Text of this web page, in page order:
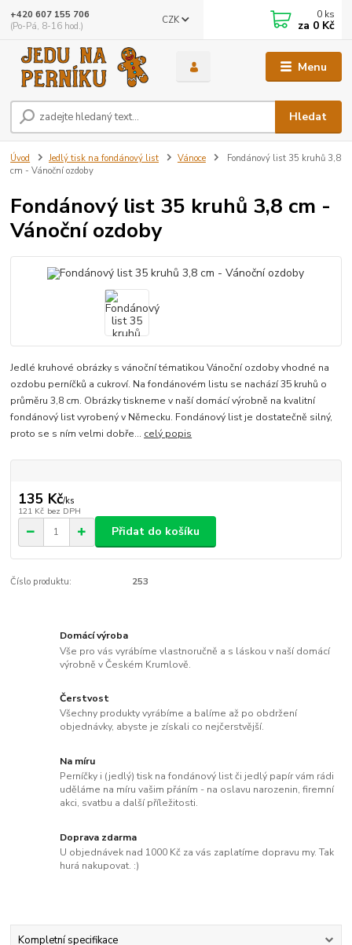
Menu
CZK
Hledat
+420 607 155 706
(Po-Pá, 8-16 hod.)
0 ks
za 0 Kč
Úvod Jedlý tisk na fondánový list Vánoce
Fondánový list 35 kruhů 3,8
cm - Vánoční ozdoby
Fondánový list 35 kruhů 3,8 cm -
Vánoční ozdoby
Jedlé kruhové obrázky s vánoční tématikou Vánoční ozdoby vhodné na
ozdobu perníčků a cukroví. Na fondánovém listu se nachází 35 kruhů o
průměru 3,8 cm. Obrázky tiskneme v naší domácí výrobně na kvalitní
fondánový list vyrobený v Německu. Fondánový list je dostatečně silný,
proto se s ním velmi dobře... celý popis
135 Kč/ks
121 Kč bez DPH
Přidat do košíku
Číslo produktu: 253
Domácí výroba
Vše pro vás vyrábíme vlastnoručně a s láskou v naší domácí
výrobně v Českém Krumlově.
Čerstvost
Všechny produkty vyrábíme a balíme až po obdržení
objednávky, abyste je získali co nejčerstvější.
Na míru
Perníčky i (jedlý) tisk na fondánový list či jedlý papír vám rádi
uděláme na míru vašim přáním - na oslavu narozenin, firemní
akci, svatbu a další příležitosti.
Doprava zdarma
U objednávek nad 1000 Kč za vás zaplatíme dopravu my. Tak
hurá nakupovat. :)
Kompletní specifikace